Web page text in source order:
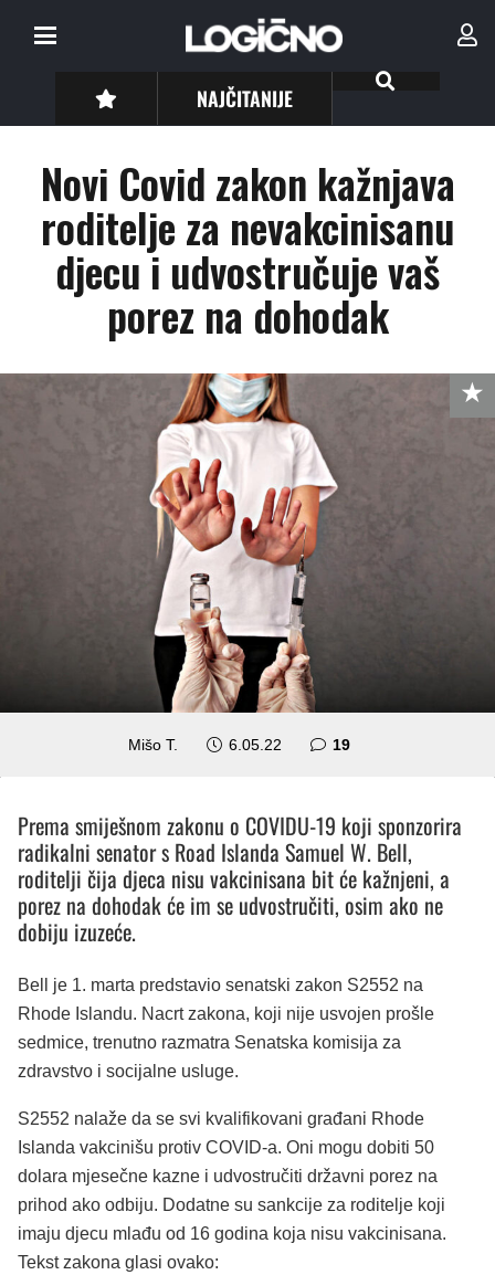
NAJČITANIJE
Novi Covid zakon kažnjava
roditelje za nevakcinisanu
djecu i udvostručuje vaš
porez na dohodak
Mišo T. 6.05.22 19komentara
Prema smiješnom zakonu o COVIDU-19 koji sponzorira
radikalni senator s Road Islanda Samuel W. Bell,
roditelji čija djeca nisu vakcinisana bit će kažnjeni, a
porez na dohodak će im se udvostručiti, osim ako ne
dobiju izuzeće.
Bell je 1. marta predstavio senatski zakon S2552 na
Rhode Islandu. Nacrt zakona, koji nije usvojen prošle
sedmice, trenutno razmatra Senatska komisija za
zdravstvo i socijalne usluge.
S2552 nalaže da se svi kvalifikovani građani Rhode
Islanda vakcinišu protiv COVID-a. Oni mogu dobiti 50
dolara mjesečne kazne i udvostručiti državni porez na
prihod ako odbiju. Dodatne su sankcije za roditelje koji
imaju djecu mlađu od 16 godina koja nisu vakcinisana.
Tekst zakona glasi ovako: